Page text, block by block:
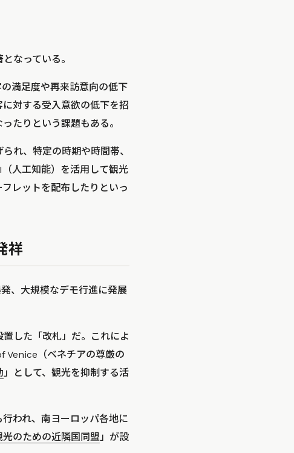
なっている。
満足度や再来訪意向の低下
対する受入意欲の低下を招
たりという課題もある。
れ、特定の時期や時間帯、
人工知能）を活用して観光
レットを配布したりといっ
祥
、大規模なデモ行進に発展
した「改札」だ。これによ
Venice（ベネチアの尊厳の
」として、観光を抑制する活
われ、南ヨーロッパ各地に
のための近隣国同盟」が設